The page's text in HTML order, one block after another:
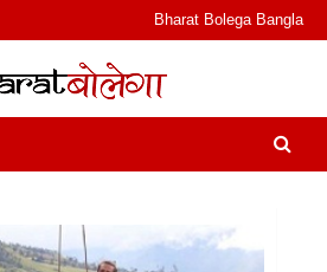
Bharat Bolega Bangla
बोलेगा
और फ़ीचर. भारत बोलेगा हिंदी न्यूज़ वेबसाइट
& Podcast I जानकारी भी समझदारी भी